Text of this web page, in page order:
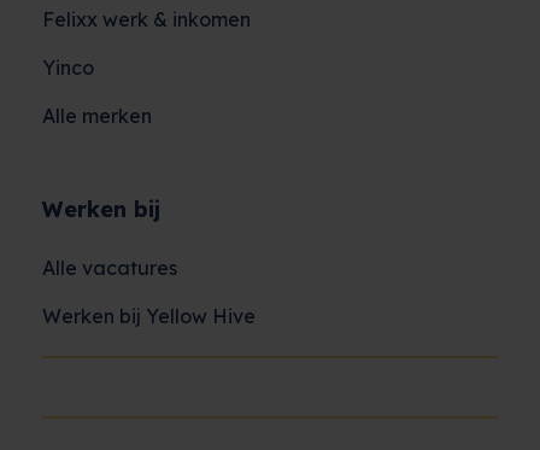
Felixx werk & inkomen
Yinco
Alle merken
Werken bij
Alle vacatures
Werken bij Yellow Hive